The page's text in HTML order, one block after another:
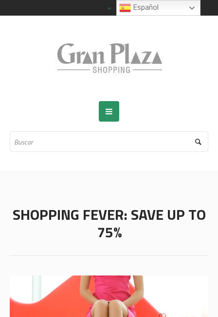
SHOPPING FEVER: SAVE UP TO
75%
Español